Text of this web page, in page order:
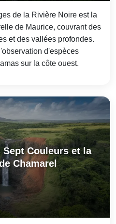
de la Rivière Noire est la
de Maurice, couvrant des
et des vallées profondes.
d'espèces
sur la côte ouest.
Couleurs et la
Chamarel